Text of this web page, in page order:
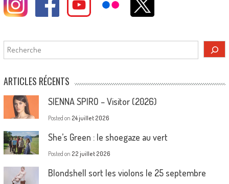
Rechercher
ARTICLES RÉCENTS
SIENNA SPIRO – Visitor (2026)
Posted on 24 juillet 2026
She’s Green : le shoegaze au vert
Posted on 22 juillet 2026
Blondshell sort les violons le 25 septembre